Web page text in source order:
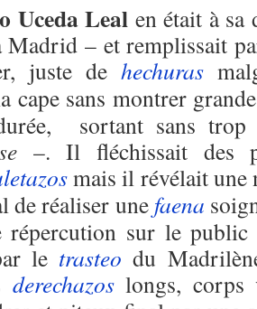
Uceda Leal en était à
Madrid – et remplissait
juste de hechuras
cape sans montrer
sortant sans
–. Il fléchissait des
mais il révélait une
de réaliser une faena
répercution sur le
le trasteo du
derechazoslongs, corps